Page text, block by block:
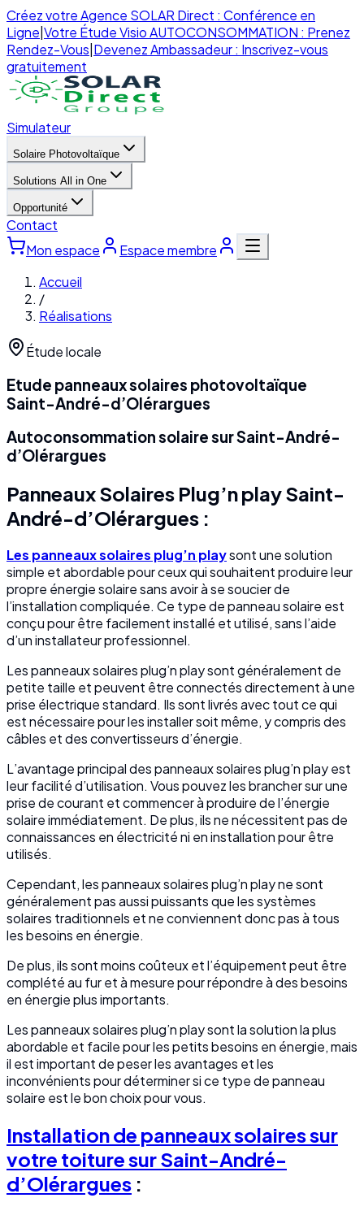
Créez votre Agence SOLAR Direct : Conférence en
Ligne Votre Étude Visio AUTOCONSOMMATION : Prenez
Rendez-Vous Devenez Ambassadeur : Inscrivez-vous
gratuitement
Simulateur
Solaire Photovoltaïque
Solutions All in One
Opportunité
Contact
Mon espace
Espace membre
Accueil
/
Réalisations
Étude locale
Etude panneaux solaires photovoltaïque
Saint-André-d’Olérargues
Autoconsommation solaire sur Saint-André-
d’Olérargues
Panneaux Solaires Plug’n play Saint-
André-d’Olérargues :
Les panneaux solaires plug’n playsont une solution
simple et abordable pour ceux qui souhaitent produire leur
propre énergie solaire sans avoir à se soucier de
l’installation compliquée. Ce type de panneau solaire est
conçu pour être facilement installé et utilisé, sans l’aide
d’un installateur professionnel.
Les panneaux solaires plug’n play sont généralement de
petite taille et peuvent être connectés directement à une
prise électrique standard. Ils sont livrés avec tout ce qui
est nécessaire pour les installer soit même, y compris des
câbles et des convertisseurs d’énergie.
L’avantage principal des panneaux solaires plug’n play est
leur facilité d’utilisation. Vous pouvez les brancher sur une
prise de courant et commencer à produire de l’énergie
solaire immédiatement. De plus, ils ne nécessitent pas de
connaissances en électricité ni en installation pour être
utilisés.
Cependant, les panneaux solaires plug’n play ne sont
généralement pas aussi puissants que les systèmes
solaires traditionnels et ne conviennent donc pas à tous
les besoins en énergie.
De plus, ils sont moins coûteux et l’équipement peut être
complété au fur et à mesure pour répondre à des besoins
en énergie plus importants.
Les panneaux solaires plug’n play sont la solution la plus
abordable et facile pour les petits besoins en énergie, mais
il est important de peser les avantages et les
inconvénients pour déterminer si ce type de panneau
solaire est le bon choix pour vous.
Installation de panneaux solaires sur
votre toiture sur Saint-André-
d’Olérargues :